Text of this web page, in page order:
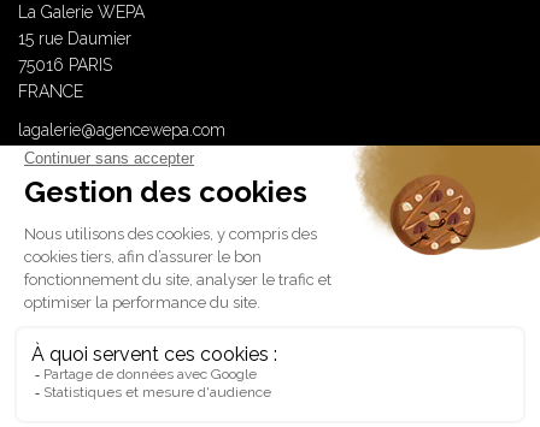
La Galerie WEPA
15 rue Daumier
75016 PARIS
FRANCE
lagalerie@agencewepa.com
WEPA est membre de
Lauréate Origin’92 – Promotion 2025